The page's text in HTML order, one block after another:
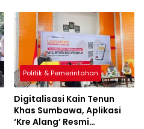
Politik & Pemerintahan
Digitalisasi Kain Tenun
Khas Sumbawa, Aplikasi
‘Kre Alang’ Resmi